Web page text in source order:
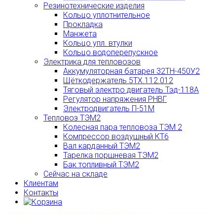
Резинотехнические изделия
Кольцо уплотнительное
Прокладка
Манжета
Кольцо упл. втулки
Кольцо водоперепускное
Электрика для тепловозов
Аккумуляторная батарея 32ТН-450У2
Щёткодержатель 5ТХ.112.012
Тяговый электро двигатель Тэд-118А
Регулятор напряжения РНВГ
Электродвигатель П-51М
Тепловоз ТЭМ2
Колесная пара тепловоза ТЭМ 2
Компрессор воздушный КТ6
Вал карданный ТЭМ2
Тарелка поршневая ТЭМ2
Бак топливный ТЭМ2
Сейчас на складе
Клиентам
Контакты